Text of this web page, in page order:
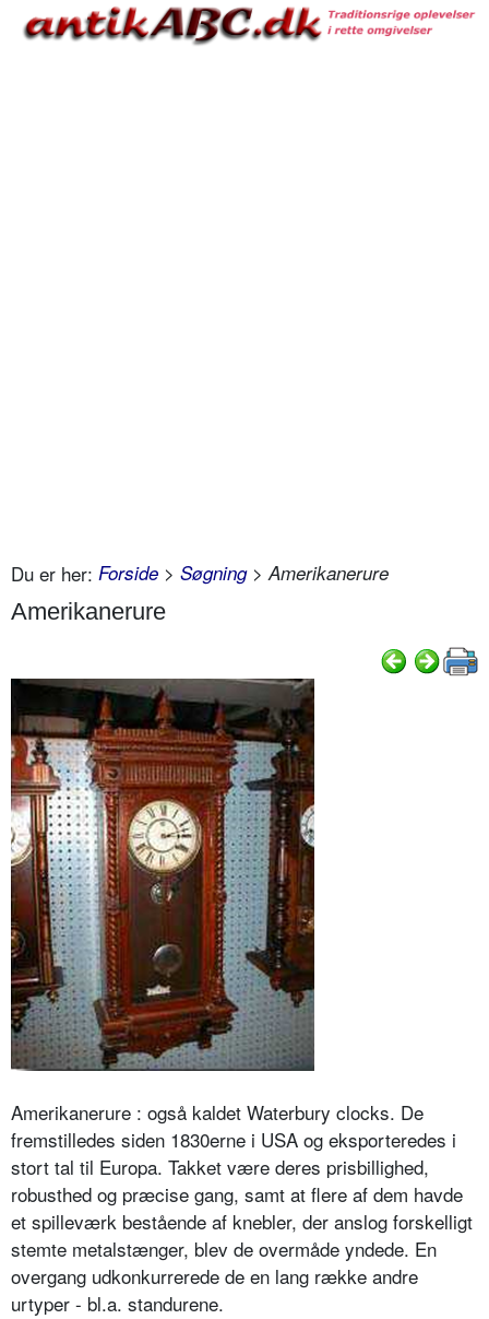
Du er her: Forside > Søgning> Amerikanerure
Amerikanerure
Amerikanerure : også kaldet Waterbury clocks. De
fremstilledes siden 1830erne i USA og eksporteredes i
stort tal til Europa. Takket være deres prisbillighed,
robusthed og præcise gang, samt at flere af dem havde
et spilleværk bestående af knebler, der anslog forskelligt
stemte metalstænger, blev de overmåde yndede. En
overgang udkonkurrerede de en lang række andre
urtyper - bl.a. standurene.